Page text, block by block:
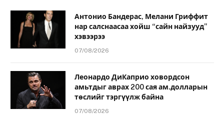
Антонио Бандерас, Мелани Гриффит
нар салснаасаа хойш “сайн найзууд”
хэвээрээ
07/08/2026
Леонардо ДиКаприо ховордсон
амьтдыг аврах 200 сая ам.долларын
төслийг тэргүүлж байна
07/08/2026